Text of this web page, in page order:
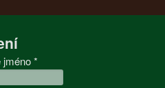
jméno*